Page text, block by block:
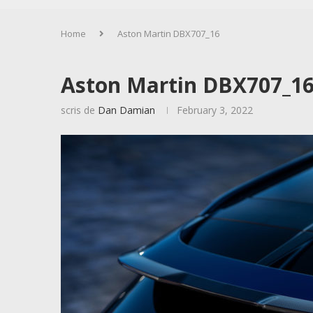
Home Aston Martin DBX707_16
Aston Martin
scris de Dan Damian February 3, 2022